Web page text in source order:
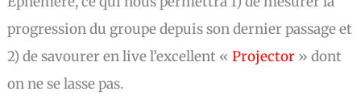
progression du groupe depuis son dernier passage et
2) de savourer en live l’excellent «Projector » dont
on ne se lasse pas.